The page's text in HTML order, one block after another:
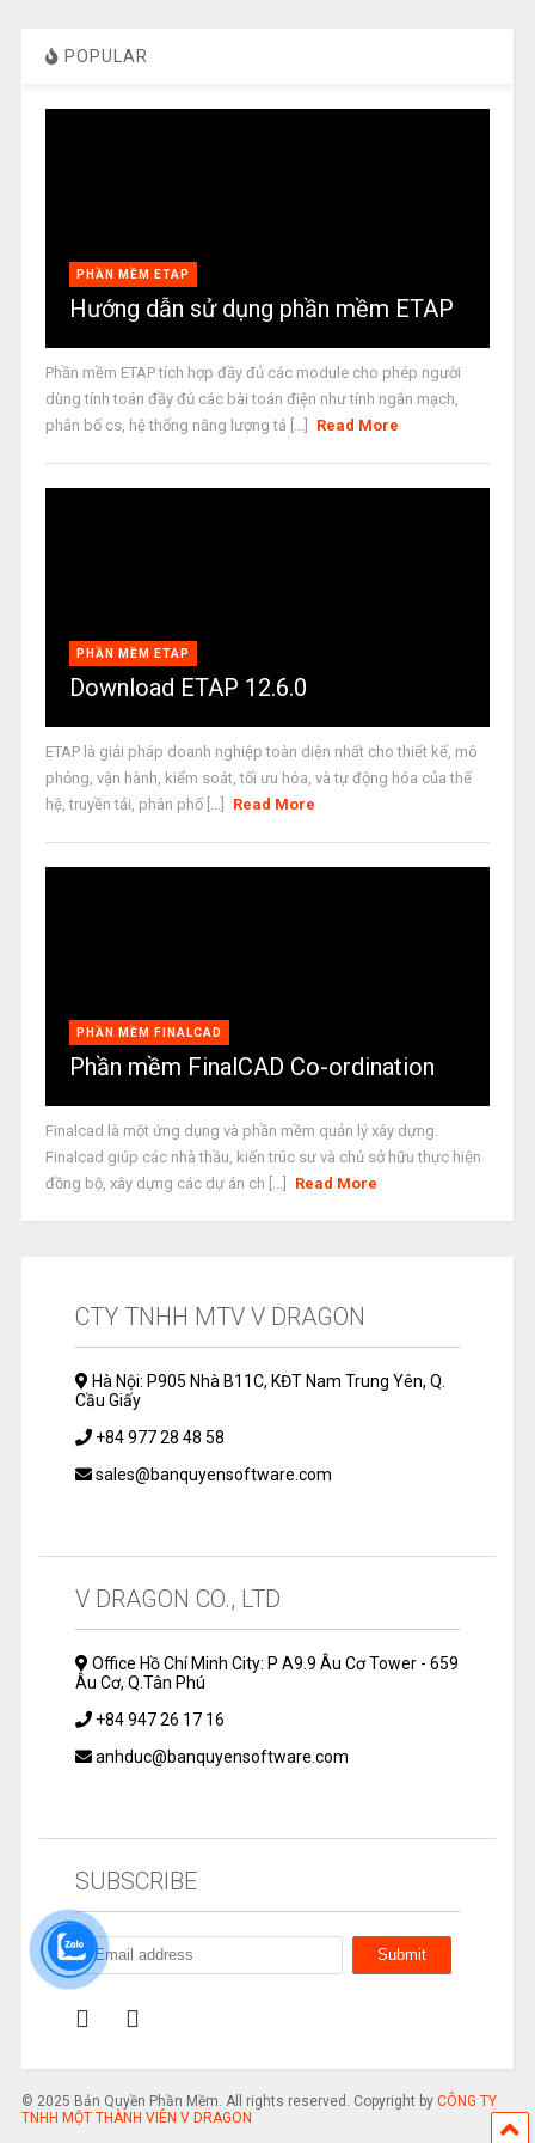
POPULAR
PHẦN MỀM ETAP
Hướng dẫn sử dụng phần mềm ETAP
Phần mềm ETAP tích hợp đầy đủ các module cho phép người
dùng tính toán đầy đủ các bài toán điện như tính ngắn mạch,
phân bố cs, hệ thống năng lượng tá [...]
Read More
PHẦN MỀM ETAP
Download ETAP 12.6.0
ETAP là giải pháp doanh nghiệp toàn diện nhất cho thiết kế, mô
phỏng, vận hành, kiểm soát, tối ưu hóa, và tự động hóa của thế
hệ, truyền tải, phân phố [...]
Read More
PHẦN MỀM FINALCAD
Phần mềm FinalCAD Co-ordination
Finalcad là một ứng dụng và phần mềm quản lý xây dựng.
Finalcad giúp các nhà thầu, kiến trúc sư và chủ sở hữu thực hiện
đồng bộ, xây dựng các dự án ch [...]
Read More
CTY TNHH MTV V DRAGON
Hà Nội: P905 Nhà B11C, KĐT Nam Trung Yên, Q.
Cầu Giấy
+84 977 28 48 58
sales@banquyensoftware.com
V DRAGON CO., LTD
Office Hồ Chí Minh City: P A9.9 Âu Cơ Tower - 659
Âu Cơ, Q.Tân Phú
+84 947 26 17 16
anhduc@banquyensoftware.com
SUBSCRIBE
© 2025 Bản Quyền Phần Mềm. All rights reserved. Copyright by CÔNG TY
TNHH MỘT THÀNH VIÊN V DRAGON